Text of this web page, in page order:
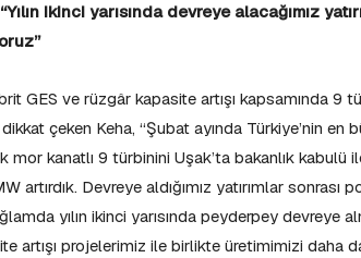
ikinci yarısında devreye alacağımız
GES ve rüzgâr kapasite artışı kapsamında 9
dikkat çeken Keha, “Şubat ayında Türkiye’nin en
mor kanatlı 9 türbinini Uşak’ta bakanlık
artırdık. Devreye aldığımız yatırımlar
yılın ikinci yarısında peyderpey devreye
artışı projelerimiz ile birlikte üretimimizi daha